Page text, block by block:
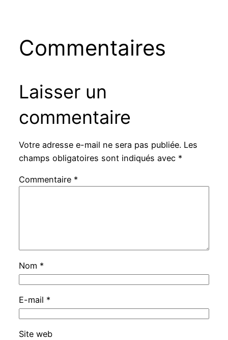
Commentaires
Laisser un
commentaire
Votre adresse e-mail ne sera pas publiée. Les
champs obligatoires sont indiqués avec *
Commentaire *
Nom *
E-mail *
Site web